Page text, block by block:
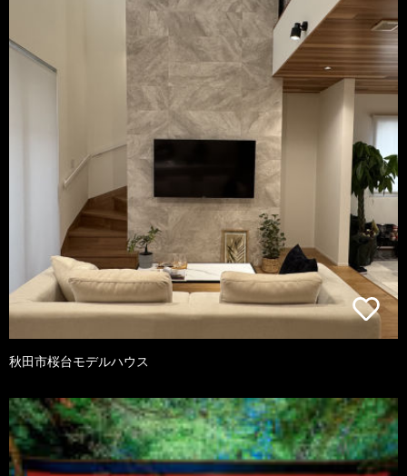
秋田市桜台モデルハウス